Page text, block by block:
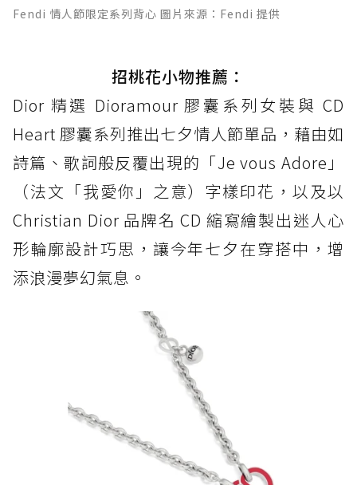
Fendi 情人節限定系列背心 圖片來源：Fendi 提供
招桃花小物推薦：
Dior 精選 Dioramour 膠囊系列女裝與 CD
Heart 膠囊系列推出七夕情人節單品，藉由如
詩篇、歌詞般反覆出現的「Je vous Adore」
（法文「我愛你」之意）字樣印花，以及以
Christian Dior 品牌名 CD 縮寫繪製出迷人心
形輪廓設計巧思，讓今年七夕在穿搭中，增
添浪漫夢幻氣息。